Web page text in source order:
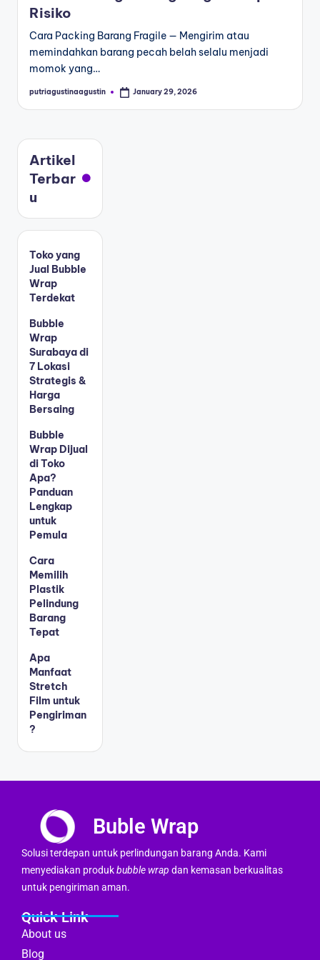
Risiko
Cara Packing Barang Fragile — Mengirim atau
memindahkan barang pecah belah selalu menjadi
momok yang…
putriagustinaagustin January 29, 2026
Artikel
Terbar
u
Toko yang
Jual Bubble
Wrap
Terdekat
Bubble
Wrap
Surabaya di
7 Lokasi
Strategis &
Harga
Bersaing
Bubble
Wrap Dijual
di Toko
Apa?
Panduan
Lengkap
untuk
Pemula
Cara
Memilih
Plastik
Pelindung
Barang
Tepat
Apa
Manfaat
Stretch
Film untuk
Pengiriman
?
Buble Wrap
Solusi terdepan untuk perlindungan barang Anda. Kami
menyediakan produkbubble wrap dan kemasan berkualitas
untuk pengiriman aman.
Quick Link
About us
Blog